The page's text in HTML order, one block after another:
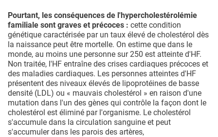
Pourtant, les conséquences de l'hypercholestérolémie
familiale sont graves et précoces : cette condition
génétique caractérisée par un taux élevé de cholestérol dès
la naissance peut être mortelle. On estime que dans le
monde, au moins une personne sur 250 est atteinte d'HF.
Non traitée, l'HF entraîne des crises cardiaques précoces et
des maladies cardiaques. Les personnes atteintes d'HF
présentent des niveaux élevés de lipoprotéines de basse
densité (LDL) ou « mauvais cholestérol » en raison d'une
mutation dans l'un des gènes qui contrôle la façon dont le
cholestérol est éliminé par l'organisme. Le cholestérol
s'accumule dans la circulation sanguine et peut
s'accumuler dans les parois des artères,